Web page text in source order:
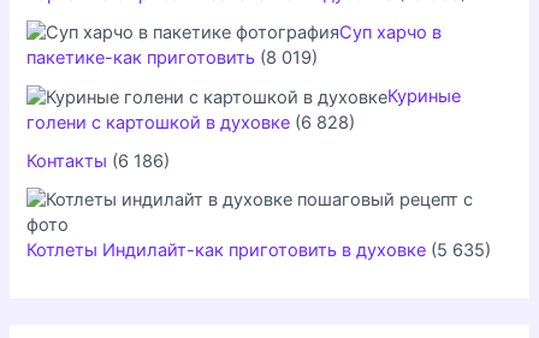
Суп харчо в
пакетике-как приготовить (8 019)
Куриные
голени с картошкой в духовке (6 828)
Контакты (6 186)
Котлеты Индилайт-как приготовить в духовке (5 635)